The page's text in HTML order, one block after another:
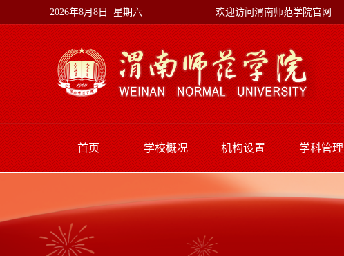
2026年8月8日 星期六 欢迎访问渭南师范学院官网
首页 学校概况 机构设置 学科管理